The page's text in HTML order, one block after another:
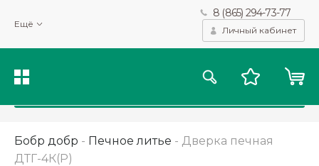
Ещё
8 (865) 294-73-77
Личный кабинет
Бобр добр - Печное литье - Дверка печная
ДТГ-4К(Р)
Мы используем файлы cookie и другие подобные технологии
для получения данных с целью сбора статистики, повышения
качества рекомендаций и предоставления вам возможности
персонализированного просмотра.Подробнее